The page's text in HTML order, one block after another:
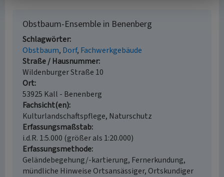
Obstbaum-Ensemble in Benenberg
Schlagwörter
Obstbaum Dorf Fachwerkgebäude
Straße / Hausnummer
Wildenburger Straße 10
Ort
53925 Kall - Benenberg
Fachsicht(en)
Kulturlandschaftspflege, Naturschutz
Erfassungsmaßstab
i.d.R. 1:5.000 (größer als 1:20.000)
Erfassungsmethode
Geländebegehung/-kartierung, Fernerkundung,
mündliche Hinweise Ortsansässiger, Ortskundiger